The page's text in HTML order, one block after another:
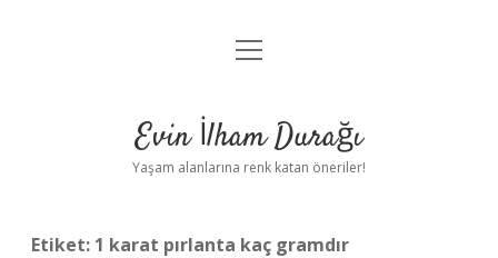
Anasayfa
Yasal Uyarı
menüyü
Evin İlham Durağı
Yaşam alanlarına renk katan öneriler!
Etiket: 1 karat pırlanta kaç gramdır